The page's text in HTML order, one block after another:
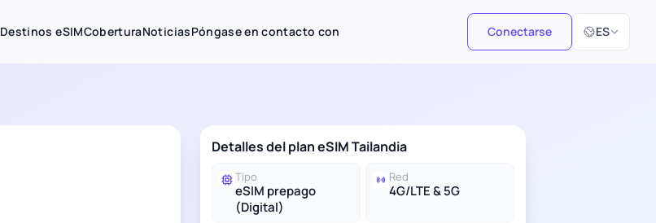
Destinos eSIMCoberturaNoticiasPóngase en contacto con Conectarse ES
Seleccionar
Detalles del plan eSIM Tailandia
Tipo
eSIM prepago
(Digital)
Red
4G/LTE & 5G